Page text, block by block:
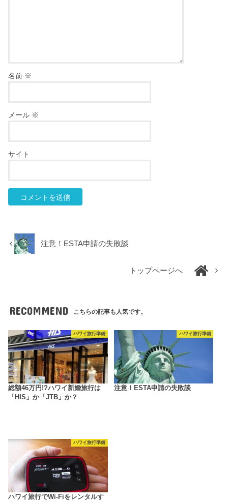
名前 ※
メール ※
サイト
注意！ESTA申請の失敗談
トップページへ
RECOMMEND こちらの記事も人気です。
ハワイ旅行準備
総額46万円!?ハワイ新婚旅行は
「HIS」か「JTB」か？
ハワイ旅行準備
注意！ESTA申請の失敗談
ハワイ旅行準備
ハワイ旅行でWi-Fiをレンタルす